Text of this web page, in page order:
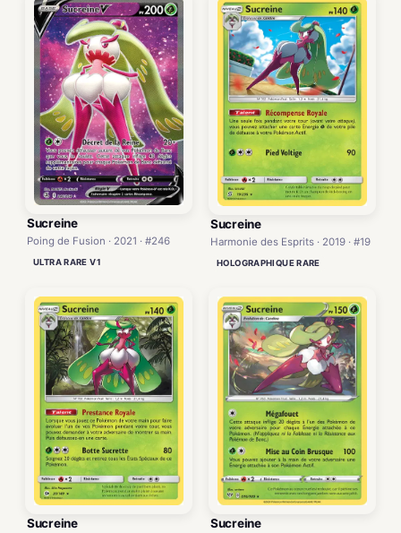
Sucreine
Poing de Fusion · 2021 · #246
ULTRA RARE V1
Sucreine
Harmonie des Esprits · 2019 · #19
HOLOGRAPHIQUE RARE
Sucreine Sucreine